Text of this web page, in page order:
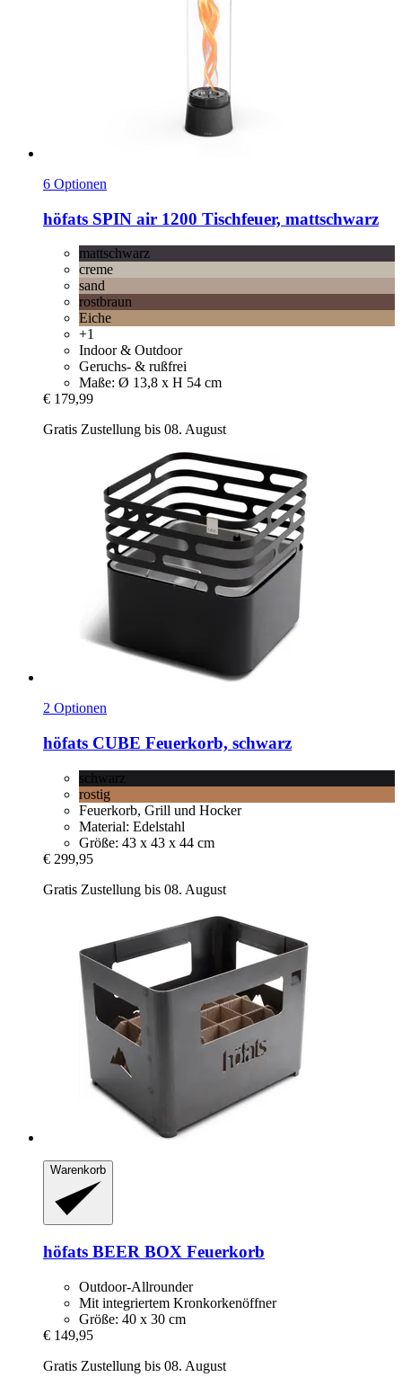
6 Optionen
höfats SPIN air 1200 Tischfeuer, mattschwarz
mattschwarz
creme
sand
rostbraun
Eiche
+1
Indoor & Outdoor
Geruchs- & rußfrei
Maße: Ø 13,8 x H 54 cm
€ 179,99
Gratis Zustellung bis 08. August
2 Optionen
höfats CUBE Feuerkorb, schwarz
schwarz
rostig
Feuerkorb, Grill und Hocker
Material: Edelstahl
Größe: 43 x 43 x 44 cm
€ 299,95
Gratis Zustellung bis 08. August
Warenkorb
höfats BEER BOX Feuerkorb
Outdoor-Allrounder
Mit integriertem Kronkorkenöffner
Größe: 40 x 30 cm
€ 149,95
Gratis Zustellung bis 08. August